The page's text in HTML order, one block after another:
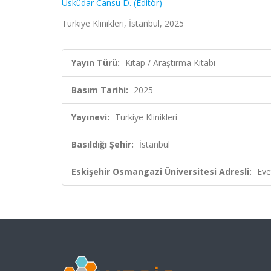
Üsküdar Cansu D. (Editör)
Turkiye Klinikleri, İstanbul, 2025
Yayın Türü: Kitap / Araştırma Kitabı
Basım Tarihi: 2025
Yayınevi: Turkiye Klinikleri
Basıldığı Şehir: İstanbul
Eskişehir Osmangazi Üniversitesi Adresli: